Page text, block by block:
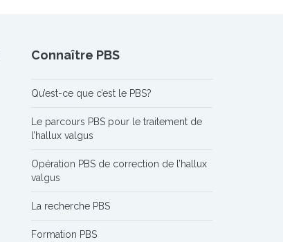
Connaître PBS
Qu’est-ce que c’est le PBS?
Le parcours PBS pour le traitement de
l’hallux valgus
Opération PBS de correction de l’hallux
valgus
La recherche PBS
Formation PBS